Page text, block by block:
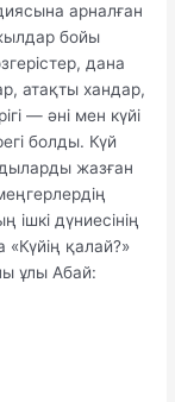
арналған
бойы
дана
атақты хандар,
— әні мен күйі
болды. Күй
жазған
ішкі дүниесінің
«Күйің қалай?»
ұлы Абай: